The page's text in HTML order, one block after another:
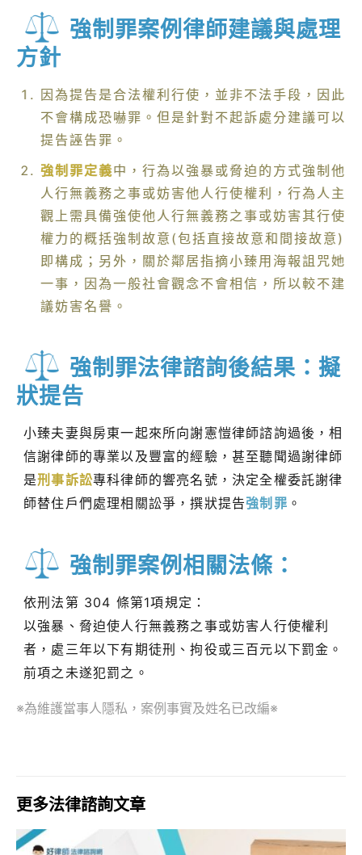
強制罪案例律師建議與處理
方針
因為提告是合法權利行使，並非不法手段，因此
不會構成恐嚇罪。但是針對不起訴處分建議可以
提告誣告罪。
強制罪定義中，行為以強暴或脅迫的方式強制他
人行無義務之事或妨害他人行使權利，行為人主
觀上需具備強使他人行無義務之事或妨害其行使
權力的概括強制故意(包括直接故意和間接故意)
即構成；另外，關於鄰居指摘小臻用海報詛咒她
一事，因為一般社會觀念不會相信，所以較不建
議妨害名譽。
強制罪法律諮詢後結果：擬
狀提告
小臻夫妻與房東一起來所向謝憲愷律師諮詢過後，相
信謝律師的專業以及豐富的經驗，甚至聽聞過謝律師
是刑事訴訟專科律師的響亮名號，決定全權委託謝律
師替住戶們處理相關訟爭，撰狀提告強制罪 。
強制罪案例相關法條：
依刑法第 304 條第1項規定：
以強暴、脅迫使人行無義務之事或妨害人行使權利
者，處三年以下有期徒刑、拘役或三百元以下罰金。
前項之未遂犯罰之。
※為維護當事人隱私，案例事實及姓名已改編※
更多法律諮詢文章